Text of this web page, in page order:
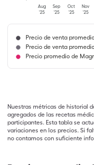
Aug
'25
Sep
'25
Oct
'25
Nov
'25
Precio de venta
Precio de venta
Precio promedio de
Nuestras métricas de historial
agregados de las recetas
participantes. Esta tabla se
variaciones en los precios. Si
no contamos con suficiente